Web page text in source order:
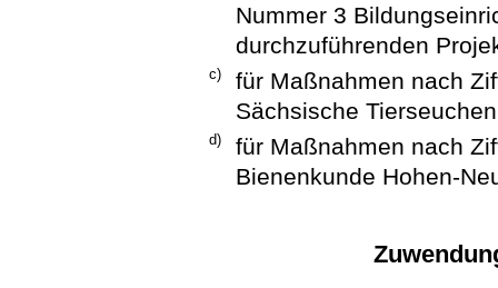
Nummer 3
durchzuführenden
c)
für Maßnahmen nach
Sächsische
d)
für Maßnahmen nach
Bienenkunde Hohen-